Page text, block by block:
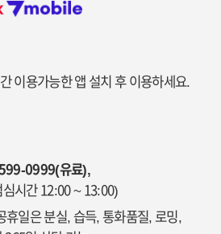
이용가능한앱 설치 후 이용하세요.
0999(유료),
심시간 12:00 ~ 13:00)
휴일은 분실, 습득, 통화품질, 로밍,